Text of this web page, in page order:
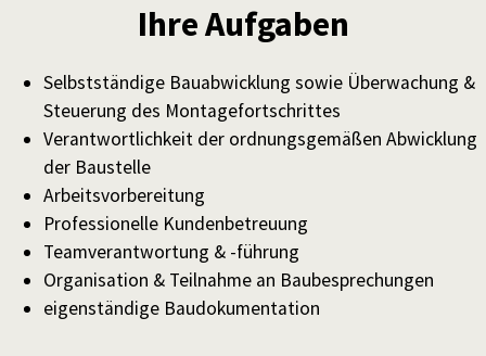
Ihre Aufgaben
Selbstständige Bauabwicklung sowie Überwachung &
Steuerung des Montagefortschrittes
Verantwortlichkeit der ordnungsgemäßen Abwicklung
der Baustelle
Arbeitsvorbereitung
Professionelle Kundenbetreuung
Teamverantwortung & -führung
Organisation & Teilnahme an Baubesprechungen
eigenständige Baudokumentation